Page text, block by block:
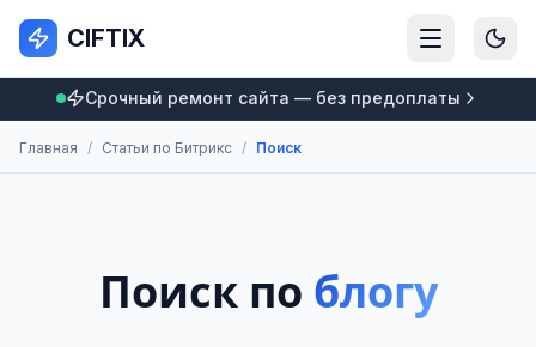
CIFTIX
Срочный ремонт сайта — без предоплаты
Главная / Статьи по Битрикс / Поиск
Поиск по блогу